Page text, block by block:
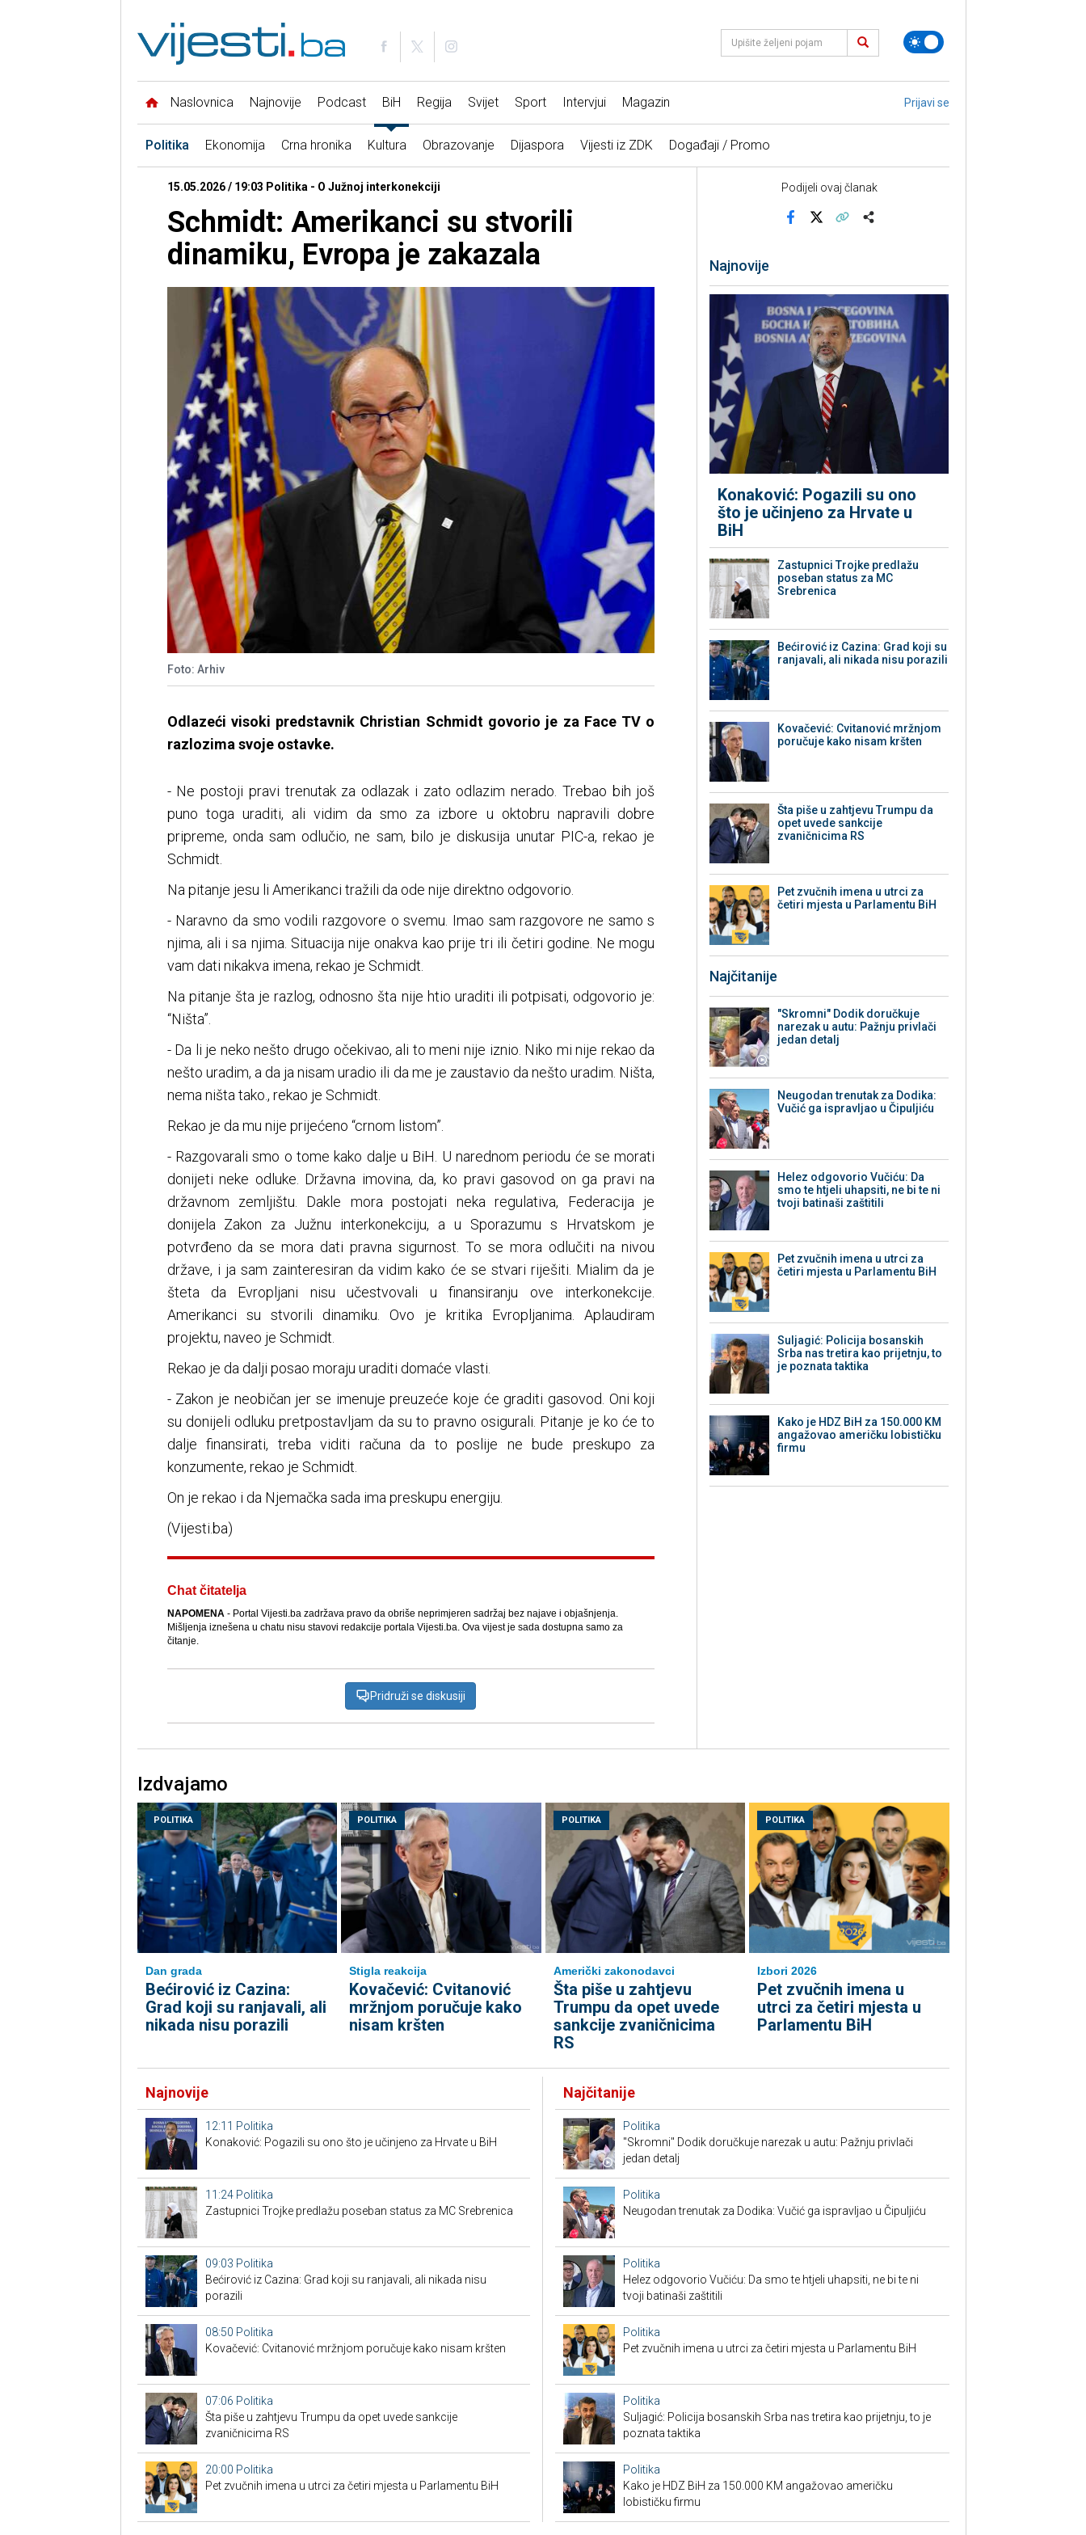
Naslovnica Najnovije Podcast BiH Regija Svijet Sport Intervjui Magazin Prijavi se
Politika Ekonomija Crna hronika Kultura Obrazovanje Dijaspora Vijesti iz ZDK Događaji / Promo
15.05.2026 / 19:03 Politika - O Južnoj interkonekciji
Schmidt: Amerikanci su stvorili
dinamiku, Evropa je zakazala
Foto: Arhiv
Odlazeći visoki predstavnik Christian Schmidt govorio je za Face TV o
razlozima svoje ostavke.
- Ne postoji pravi trenutak za odlazak i zato odlazim nerado. Trebao bih još
puno toga uraditi, ali vidim da smo za izbore u oktobru napravili dobre
pripreme, onda sam odlučio, ne sam, bilo je diskusija unutar PIC-a, rekao je
Schmidt.
Na pitanje jesu li Amerikanci tražili da ode nije direktno odgovorio.
- Naravno da smo vodili razgovore o svemu. Imao sam razgovore ne samo s
njima, ali i sa njima. Situacija nije onakva kao prije tri ili četiri godine. Ne mogu
vam dati nikakva imena, rekao je Schmidt.
Na pitanje šta je razlog, odnosno šta nije htio uraditi ili potpisati, odgovorio je:
“Ništa”.
- Da li je neko nešto drugo očekivao, ali to meni nije iznio. Niko mi nije rekao da
nešto uradim, a da ja nisam uradio ili da me je zaustavio da nešto uradim. Ništa,
nema ništa tako., rekao je Schmidt.
Rekao je da mu nije prijećeno “crnom listom”.
- Razgovarali smo o tome kako dalje u BiH. U narednom periodu će se morati
donijeti neke odluke. Državna imovina, da, ko pravi gasovod on ga pravi na
državnom zemljištu. Dakle mora postojati neka regulativa, Federacija je
donijela Zakon za Južnu interkonekciju, a u Sporazumu s Hrvatskom je
potvrđeno da se mora dati pravna sigurnost. To se mora odlučiti na nivou
države, i ja sam zainteresiran da vidim kako će se stvari riješiti. Mialim da je
šteta da Evropljani nisu učestvovali u finansiranju ove interkonekcije.
Amerikanci su stvorili dinamiku. Ovo je kritika Evropljanima. Aplaudiram
projektu, naveo je Schmidt.
Rekao je da dalji posao moraju uraditi domaće vlasti.
- Zakon je neobičan jer se imenuje preuzeće koje će graditi gasovod. Oni koji
su donijeli odluku pretpostavljam da su to pravno osigurali. Pitanje je ko će to
dalje finansirati, treba viditi računa da to poslije ne bude preskupo za
konzumente, rekao je Schmidt.
On je rekao i da Njemačka sada ima preskupu energiju.
(Vijesti.ba)
Chat čitatelja
NAPOMENA- Portal Vijesti.ba zadržava pravo da obriše neprimjeren sadržaj bez najave i objašnjenja.
Mišljenja iznešena u chatu nisu stavovi redakcije portala Vijesti.ba. Ova vijest je sada dostupna samo za
čitanje.
Pridruži se diskusiji
Podijeli ovaj članak
Najnovije
Konaković: Pogazili su ono
što je učinjeno za Hrvate u
BiH
Zastupnici Trojke predlažu
poseban status za MC
Srebrenica
Bećirović iz Cazina: Grad koji su
ranjavali, ali nikada nisu porazili
Kovačević: Cvitanović mržnjom
poručuje kako nisam kršten
Šta piše u zahtjevu Trumpu da
opet uvede sankcije
zvaničnicima RS
Pet zvučnih imena u utrci za
četiri mjesta u Parlamentu BiH
Najčitanije
"Skromni" Dodik doručkuje
narezak u autu: Pažnju privlači
jedan detalj
Neugodan trenutak za Dodika:
Vučić ga ispravljao u Čipuljiću
Helez odgovorio Vučiću: Da
smo te htjeli uhapsiti, ne bi te ni
tvoji batinaši zaštitili
Pet zvučnih imena u utrci za
četiri mjesta u Parlamentu BiH
Suljagić: Policija bosanskih
Srba nas tretira kao prijetnju, to
je poznata taktika
Kako je HDZ BiH za 150.000 KM
angažovao američku lobističku
firmu
Izdvajamo
POLITIKA
Dan grada
Bećirović iz Cazina:
Grad koji su ranjavali, ali
nikada nisu porazili
POLITIKA
Stigla reakcija
Kovačević: Cvitanović
mržnjom poručuje kako
nisam kršten
POLITIKA
Američki zakonodavci
Šta piše u zahtjevu
Trumpu da opet uvede
sankcije zvaničnicima
RS
POLITIKA
Izbori 2026
Pet zvučnih imena u
utrci za četiri mjesta u
Parlamentu BiH
Najnovije
12:11 Politika
Konaković: Pogazili su ono što je učinjeno za Hrvate u BiH
11:24 Politika
Zastupnici Trojke predlažu poseban status za MC Srebrenica
09:03 Politika
Bećirović iz Cazina: Grad koji su ranjavali, ali nikada nisu
porazili
08:50 Politika
Kovačević: Cvitanović mržnjom poručuje kako nisam kršten
07:06 Politika
Šta piše u zahtjevu Trumpu da opet uvede sankcije
zvaničnicima RS
20:00 Politika
Pet zvučnih imena u utrci za četiri mjesta u Parlamentu BiH
Najčitanije
Politika
"Skromni" Dodik doručkuje narezak u autu: Pažnju privlači
jedan detalj
Politika
Neugodan trenutak za Dodika: Vučić ga ispravljao u Čipuljiću
Politika
Helez odgovorio Vučiću: Da smo te htjeli uhapsiti, ne bi te ni
tvoji batinaši zaštitili
Politika
Pet zvučnih imena u utrci za četiri mjesta u Parlamentu BiH
Politika
Suljagić: Policija bosanskih Srba nas tretira kao prijetnju, to je
poznata taktika
Politika
Kako je HDZ BiH za 150.000 KM angažovao američku
lobističku firmu